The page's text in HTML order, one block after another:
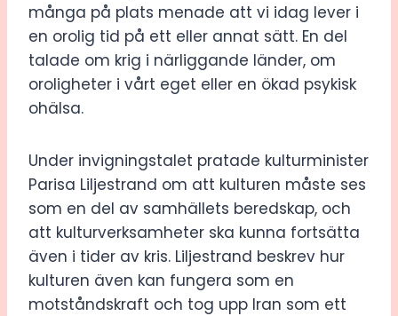
många på plats menade att vi idag lever i
en orolig tid på ett eller annat sätt. En del
talade om krig i närliggande länder, om
oroligheter i vårt eget eller en ökad psykisk
ohälsa.
Under invigningstalet pratade kulturminister
Parisa Liljestrand om att kulturen måste ses
som en del av samhällets beredskap, och
att kulturverksamheter ska kunna fortsätta
även i tider av kris. Liljestrand beskrev hur
kulturen även kan fungera som en
motståndskraft och tog upp Iran som ett